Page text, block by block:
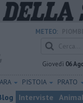
METEO:
Giovedì 06
PISTOIA PRATO
Interviste